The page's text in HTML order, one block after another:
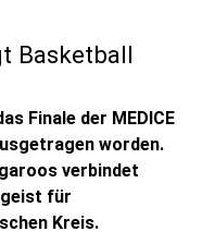
Basketball
Finale der MEDICE
worden.
verbindet
für
Kreis.